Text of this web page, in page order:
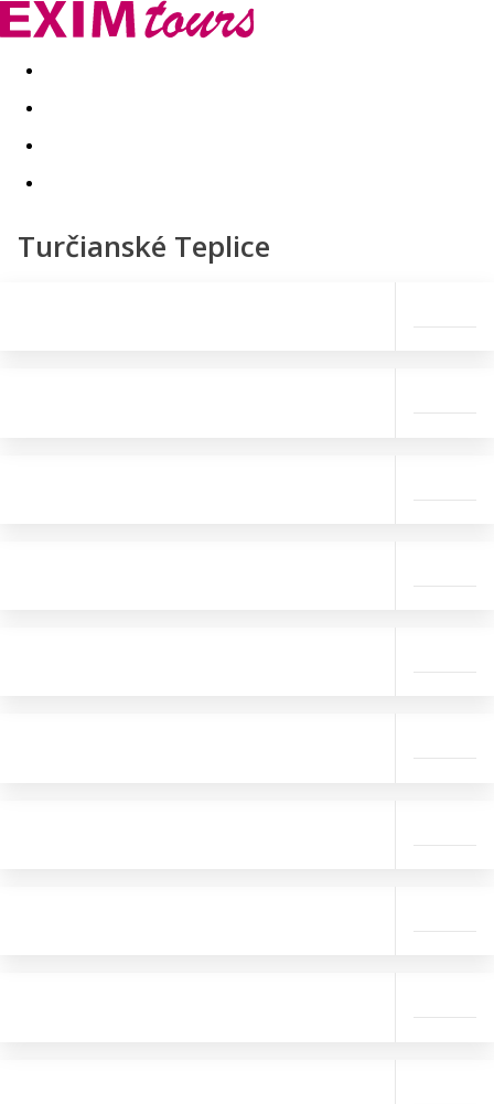
Akční nabídky Last minute
Turčianské Teplice